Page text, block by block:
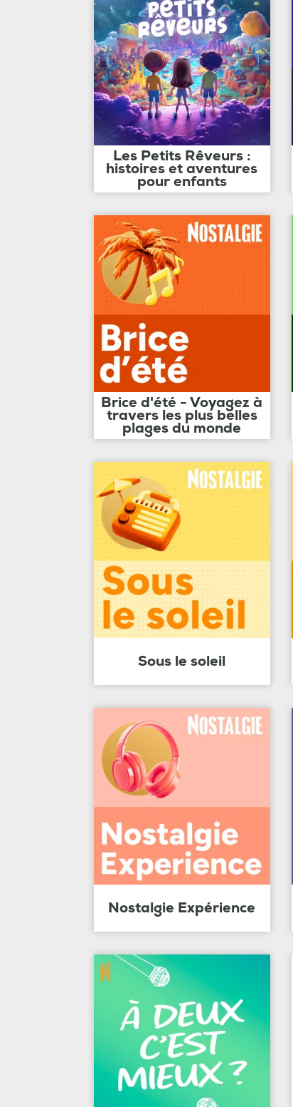
Les Petits Rêveurs :
histoires et aventures
pour enfants
Brice d'été - Voyagez à
travers les plus belles
plages du monde
Sous le soleil
Nostalgie Expérience